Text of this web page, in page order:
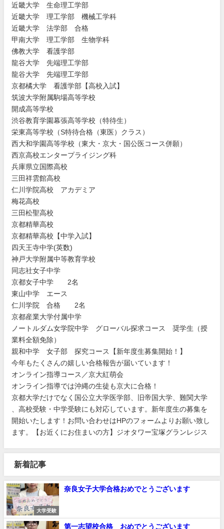
近畿大学 生命理工学部
近畿大学 理工学部 機械工学科
近畿大学 法学部 合格
甲南大学 理工学部 生物学科
佛教大学 看護学部
龍谷大学 先端理工学部
龍谷大学 先端理工学部
京都橘大学 看護学部 【高校入 試】
筑波大学附属駒場高等学校
開成高等学校
渋谷教育学園幕張高等学校（特待生）
栄東高等学校（ S特待合格（東医）クラス ）
西大和学園高等学校（東大・京大 ・国公医コース併願）
西京高校エンタ ープライ ジング科
兵庫県立国際高校
三田祥雲館高校
仁川学院高校 アカデミ ア
梅花高校
三田松聖高校
京都精華高校
京都精華高校 【中学入 試】
四天王寺中学(英数)
神戸大学附属中等教育学校
同志社女子中学
京都女子中学
2名
東山中学 エー ス
仁川学院 合格 2名
京都産業大学付属中学
ノート ルダム女学院中学 グローバル探求コース 奨学生（授
業料全額免除）
親和中学 女子部 探究コース 【新年度生募集開始！】
今年も たくさん の嬉しい合格報告が届いています！
オンライ ン指導コ ース／京大紅萌会
オンライ ン指導では沖縄の生徒も京大に合格 ！
京都大学だけでな く国公立大学医学部、旧帝 国大学、 難関大学
、高校受験・中学受験にも対応しています。 新年度生の募集を
開始いた します！ お問い合わせはHPのフォ ームより お願い致 し
ます。
【お近くにお住まいの方】ジオタワー宝塚グランレジス
新着記事
大学受験
奈良女子大学合格おめでとうございます
第一志望校合格 おめでとうございます